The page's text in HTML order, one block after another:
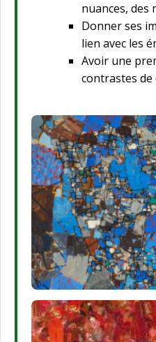
nuances, des
Donner ses
lien avec les
Avoir une
contrastes de